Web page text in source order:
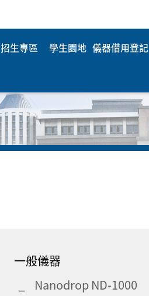
招生專區 學生園地 儀器借用登記
一般儀器
Nanodrop ND-1000